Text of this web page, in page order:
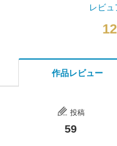
レビ
作品レビュー
投稿
59